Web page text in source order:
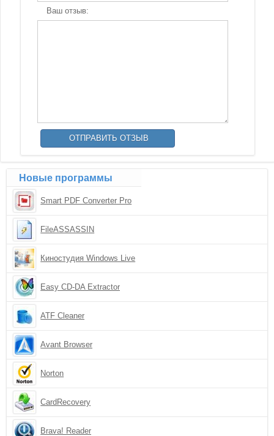
Ваш отзыв:
Новые программы
Smart PDF Converter Pro
FileASSASSIN
Киностудия Windows Live
Easy CD-DA Extractor
ATF Cleaner
Avant Browser
Norton
CardRecovery
Brava! Reader